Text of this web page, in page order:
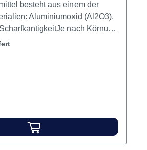
besteht aus einem der
Aluminiumoxid (Al2O3).
nach Körnung
starke AbrasionswirkungSehr
/